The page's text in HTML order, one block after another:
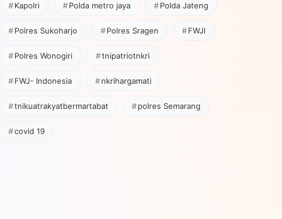
Kapolri Polda metro jaya Polda Jateng
Polres Sukoharjo Polres Sragen FWJI
Polres Wonogiri tnipatriotnkri
FWJ- Indonesia nkrihargamati
tnikuatrakyatbermartabat polres Semarang
covid 19